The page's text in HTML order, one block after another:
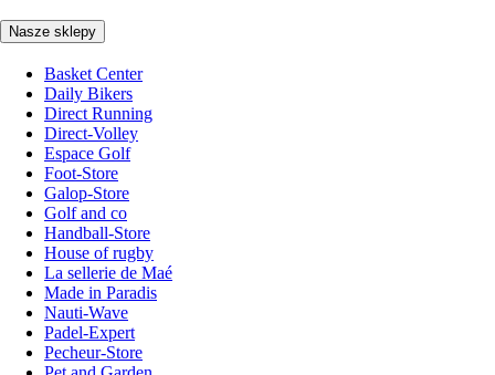
Nasze sklepy
Basket Center
Daily Bikers
Direct Running
Direct-Volley
Espace Golf
Foot-Store
Galop-Store
Golf and co
Handball-Store
House of rugby
La sellerie de Maé
Made in Paradis
Nauti-Wave
Padel-Expert
Pecheur-Store